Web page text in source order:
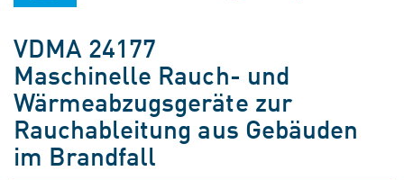
VDMA 24177
Maschinelle Rauch- und
Wärmeabzugsgeräte zur
Rauchableitung aus Gebäuden
im Brandfall